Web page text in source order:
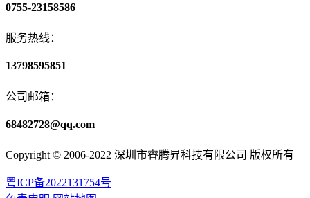
0755-23158586
服务热线：
13798595851
公司邮箱：
68482728@qq.com
Copyright © 2006-2022 深圳市睿腾昇科技有限公司 版权所有
粤ICP备2022131754号